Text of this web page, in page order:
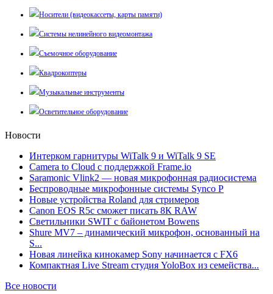
Носители (видеокассеты, карты памяти)
Системы нелинейного видеомонтажа
Съемочное оборудование
Квадрокоптеры
Музыкальные инструменты
Осветительное оборудование
Новости
Интерком гарнитуры WiTalk 9 и WiTalk 9 SE
Camera to Cloud с поддержкой Frame.io
Saramonic Vlink2 — новая микрофонная радиосистема
Беспроводные микрофонные системы Synco P
Новые устройства Roland для стримеров
Canon EOS R5c сможет писать 8К RAW
Светильники SWIT с байонетом Bowens
Shure MV7 – динамический микрофон, основанный на
S...
Новая линейка кинокамер Sony начинается с FX6
Компактная Live Stream студия YoloBox из семейства...
Все новости